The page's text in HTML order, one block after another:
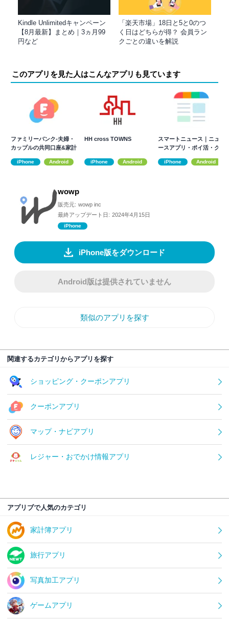
Kindle Unlimitedキャンペーン
【8月最新】まとめ｜3ヵ月99
円など
「楽天市場」18日と5と0のつ
く日はどちらが得？ 会員ラン
クごとの違いを解説
このアプリを見た人はこんなアプリも見ています
ファミリーバンク-夫婦・
カップルの共同口座&家計
iPhone Android
HH cross TOWNS
iPhone Android
スマートニュース｜ニュ
ースアプリ・ポイ活・ク
iPhone Android
wowp
販売元: wowp inc
最終アップデート日: 2024年4月15日
iPhone
iPhone版をダウンロード
Android版は提供されていません
類似のアプリを探す
関連するカテゴリからアプリを探す
ショッピング・クーポンアプリ
クーポンアプリ
マップ・ナビアプリ
レジャー・おでかけ情報アプリ
アプリブで人気のカテゴリ
家計簿アプリ
旅行アプリ
写真加工アプリ
ゲームアプリ